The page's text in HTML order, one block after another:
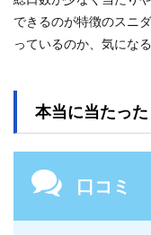
できるのが特徴のスニ
っているのか、気にな
本当に当たった
口コミ